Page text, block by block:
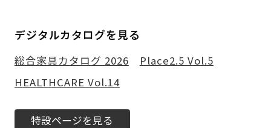
デジタルカタログを見る
総合家具カタログ 2026
Place2.5 Vol.5
HEALTHCARE Vol.14
特設ページを見る